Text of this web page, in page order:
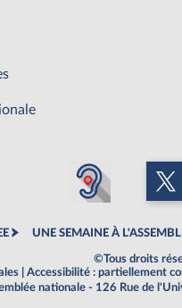
UNE SEMAINE À
©Tous droits
Accessibilité : partiellement
nationale - 126 Rue de